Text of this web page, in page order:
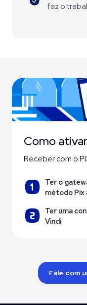
faz o
Como
Receber com o
Ter o
método Pix
Ter uma
Vindi
Fale com